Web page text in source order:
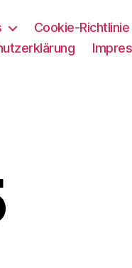
Cookie-Richtlinie